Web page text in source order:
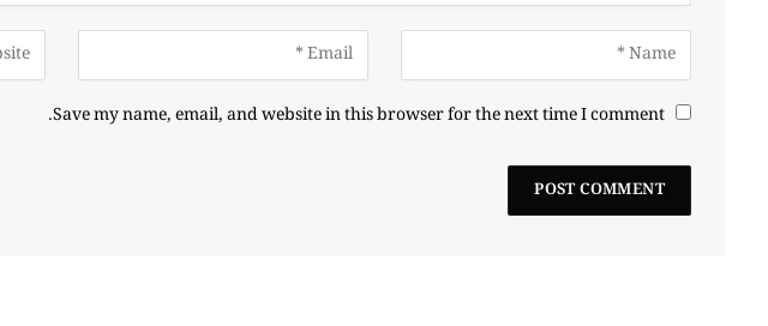
Save my name, email, and website in this browser for the next time I comment.